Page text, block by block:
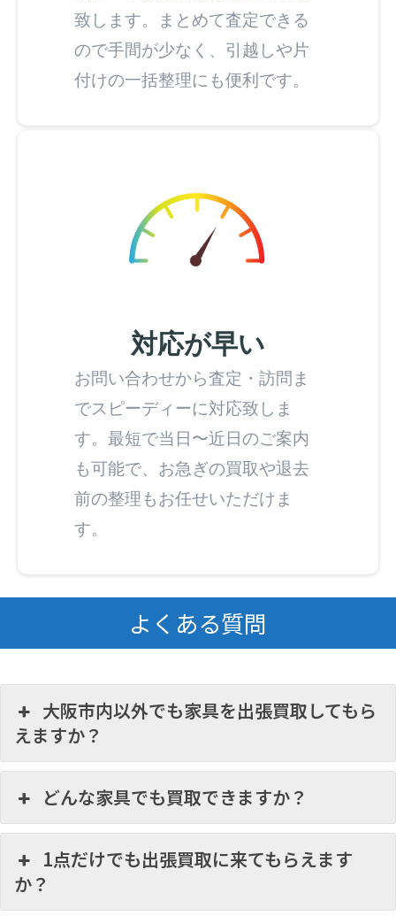
致します。まとめて査定できる
ので手間が少なく、引越しや片
付けの一括整理にも便利です。
対応が早い
お問い合わせから査定・訪問ま
でスピーディーに対応致しま
す。最短で当日〜近日のご案内
も可能で、お急ぎの買取や退去
前の整理もお任せいただけま
す。
よくある質問
大阪市内以外でも家具を出張買取してもら
えますか？
どんな家具でも買取できますか？
1点だけでも出張買取に来てもらえます
か？